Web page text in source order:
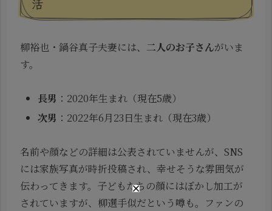
柳裕也・鍋谷真子夫妻には、 二人のお子さんがいま
す。
長男 ：2020年生まれ（現在5歳）
次男 ：2022年6月23日生まれ（現在3歳）
名前や顔などの詳細は公表されていませんが、SNS
には家族写真が時折投稿され、幸せそうな雰囲気が
伝わってきます。子どもたちの顔にはぼかし加工が
されていますが、柳選手似だという噂も。ファンの